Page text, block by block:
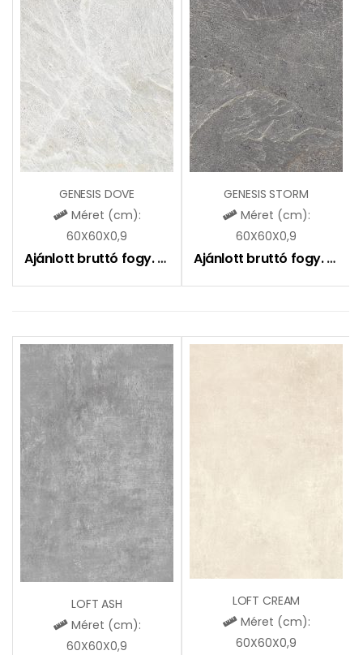
GENESIS DOVE
Méret (cm):
60X60X0,9
Ajánlott bruttó fogy. ár: 9490Ft
GENESIS STORM
Méret (cm):
60X60X0,9
Ajánlott bruttó fogy. ár:
LOFT ASH
Méret (cm):
60X60X0,9
LOFT CREAM
Méret (cm):
60X60X0,9